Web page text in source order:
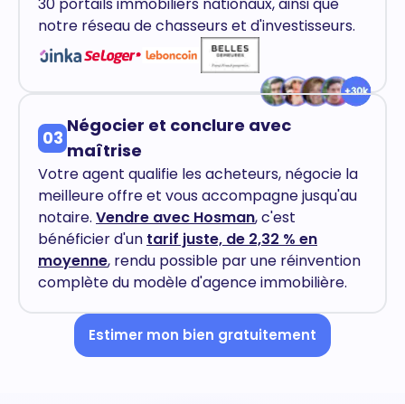
30 portails immobiliers nationaux, ainsi que
notre réseau de chasseurs et d'investisseurs.
03
Négocier et conclure avec
maîtrise
Votre agent qualifie les acheteurs, négocie la
meilleure offre et vous accompagne jusqu'au
notaire. Vendre avec Hosman, c'est
bénéficier d'un tarif juste, de 2,32 % en
moyenne, rendu possible par une réinvention
complète du modèle d'agence immobilière.
Estimer mon bien gratuitement